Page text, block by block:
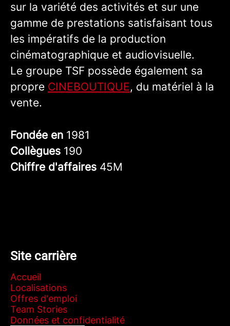
sur la variété des activités et sur une
gamme de prestations satisfaisant tous
les impératifs de la production
cinématographique et audiovisuelle.
Le groupe TSF possède également sa
propre CINEBOUTIQUE, du matériel à la
vente.
Fondée en 1981
Collègues 190
Chiffre d'affaires 45M
Site carrière
Accueil
Localisations
Offres d'emploi
Team Stories
Données et confidentialité